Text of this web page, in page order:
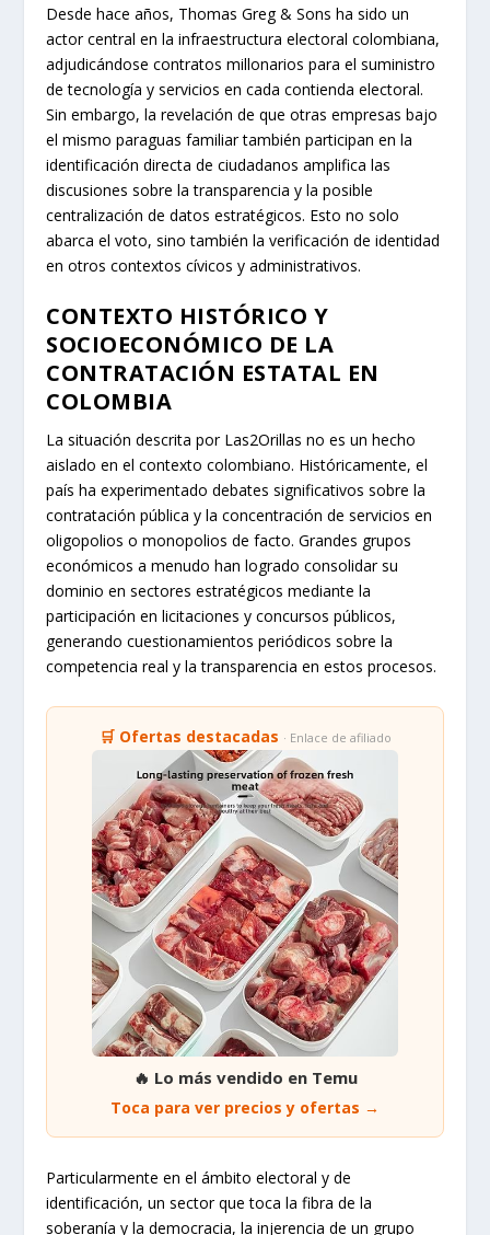
Desde hace años, Thomas Greg & Sons ha sido un
actor central en la infraestructura electoral colombiana,
adjudicándose contratos millonarios para el suministro
de tecnología y servicios en cada contienda electoral.
Sin embargo, la revelación de que otras empresas bajo
el mismo paraguas familiar también participan en la
identificación directa de ciudadanos amplifica las
discusiones sobre la transparencia y la posible
centralización de datos estratégicos. Esto no solo
abarca el voto, sino también la verificación de identidad
en otros contextos cívicos y administrativos.
CONTEXTO HISTÓRICO Y
SOCIOECONÓMICO DE LA
CONTRATACIÓN ESTATAL EN
COLOMBIA
La situación descrita por Las2Orillas no es un hecho
aislado en el contexto colombiano. Históricamente, el
país ha experimentado debates significativos sobre la
contratación pública y la concentración de servicios en
oligopolios o monopolios de facto. Grandes grupos
económicos a menudo han logrado consolidar su
dominio en sectores estratégicos mediante la
participación en licitaciones y concursos públicos,
generando cuestionamientos periódicos sobre la
competencia real y la transparencia en estos procesos.
🛒 Ofertas destacadas · Enlace de afiliado
🔥 Lo más vendido en Temu
Toca para ver precios y ofertas →
Particularmente en el ámbito electoral y de
identificación, un sector que toca la fibra de la
soberanía y la democracia, la injerencia de un grupo